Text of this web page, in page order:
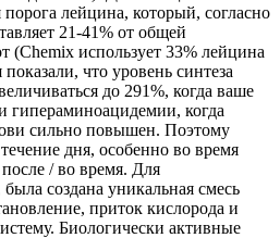
лейцина, который, согласно
21-41% от общей
(Chemix использует 33% лейцина
что уровень синтеза
до 291%, когда ваше
гипераминоацидемии, когда
сильно повышен. Поэтому
дня, особенно во время
/ во время. Для
создана уникальная смесь
приток кислорода и
Биологически активные